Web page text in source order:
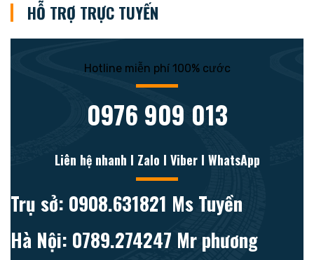
HỖ TRỢ TRỰC TUYẾN
Hotline miễn phí 100% cước
0976 909 013
Liên hệ nhanh l Zalo l Viber l WhatsApp
Trụ sở: 0908.631821 Ms Tuyền
Hà Nội: 0789.274247 Mr phương